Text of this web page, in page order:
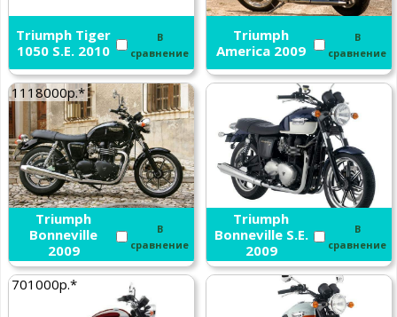
Triumph Tiger
1050 S.E. 2010
В
сравнение
Triumph
America 2009
В
сравнение
1118000р.*
Triumph
Bonneville
2009
В
сравнение
Triumph
Bonneville S.E.
2009
В
сравнение
701000р.*